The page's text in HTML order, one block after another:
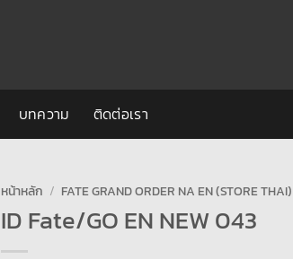
บทความ ติดต่อเรา
หน้าหลัก / FATE GRAND ORDER NA EN (STORE THAI)
ID Fate/GO EN NEW 043